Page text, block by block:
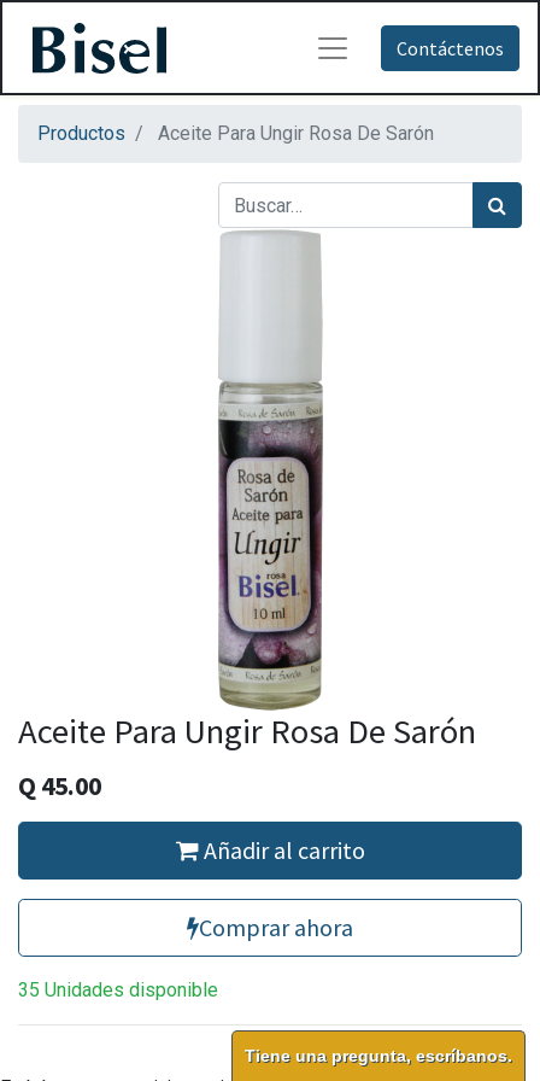
Contáctenos
Productos Aceite Para Ungir Rosa De Sarón
Aceite Para Ungir Rosa De Sarón
Q 45.00
Añadir al carrito
Comprar ahora
35 Unidades disponible
Tiene una pregunta, escríbanos.